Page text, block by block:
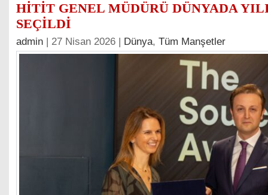
HİTİT GENEL MÜDÜRÜ DÜNYADA
SEÇİLDİ
admin | 27 Nisan 2026 | Dünya, Tüm Manşetler